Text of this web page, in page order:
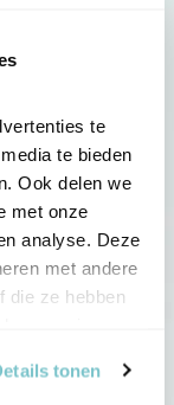
te
te bieden
Ook delen we
met onze
analyse. Deze
met andere
die ze hebben
tonen